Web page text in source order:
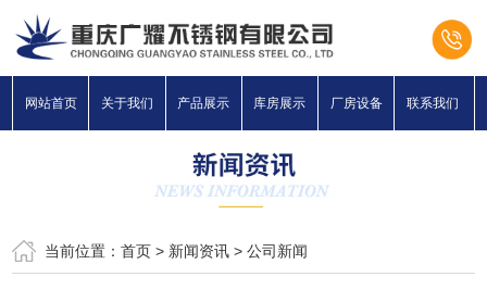
网站首页 关于我们 产品展示 库房展示 厂房设备 联系我们
当前位置：首页 > 新闻资讯 >公司新闻